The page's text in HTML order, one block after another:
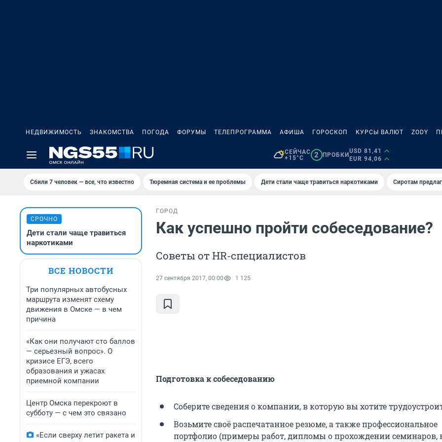
НЕДВИЖИМОСТЬ ЗНАКОМСТВА ПОГОДА ФОРУМЫ ТЕЛЕПРОГРАММА АФИША ГОРОСКОП КУРСЫ ВАЛЮТ ZODY
СЕЙЧАС
+15°C
2 ПРОБКИ
USD 81,41
EUR 94,06
Сбили 7 человек — все, что известно Тюремная система и ее проблемы Дети стали чаще травиться наркотиками Сиротам
СРОЧНО
Дети стали чаще травиться
наркотиками
ВСЕ НОВОСТИ
Три популярных автобусных
маршрута изменят схему
движения в Омске — в чем
причина
«Как они получают сто баллов
— серьезный вопрос». О
кризисе ЕГЭ, всего
образования и ужасах
приемной компании
Центр Омска перекроют в
субботу — с чем это связано
«Если сверху летит ракета и
ГОРОД
Как успешно пройти собеседование?
Советы от HR-специалистов
27 сентября 2017, 00:00 1 125
Подготовка к собеседованию
Соберите сведения о компании, в которую вы хотите
Возьмите своё распечатанное резюме, а также профессиональное
портфолио (примеры работ, дипломы о прохождении семинаров,